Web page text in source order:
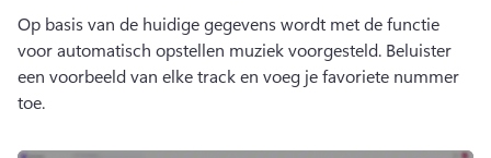
Op basis van de huidige gegevens wordt met de functie
voor automatisch opstellen muziek voorgesteld. Beluister
een voorbeeld van elke track en voeg je favoriete nummer
toe.